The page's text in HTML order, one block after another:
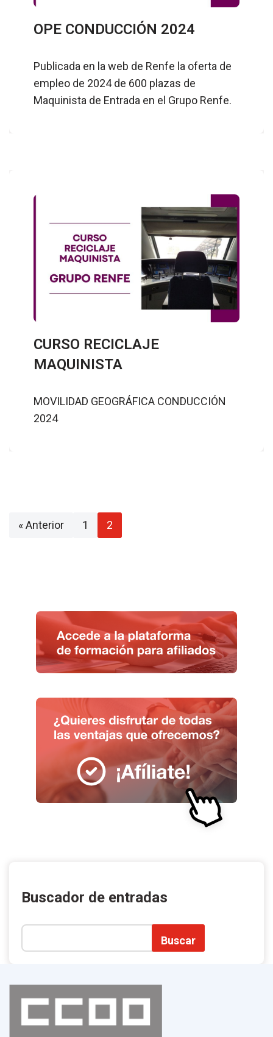
OPE CONDUCCIÓN 2024
Publicada en la web de Renfe la oferta de
empleo de 2024 de 600 plazas de
Maquinista de Entrada en el Grupo Renfe.
CURSO RECICLAJE
MAQUINISTA
MOVILIDAD GEOGRÁFICA CONDUCCIÓN
2024
« Anterior 1 2
Buscador de entradas
Buscar